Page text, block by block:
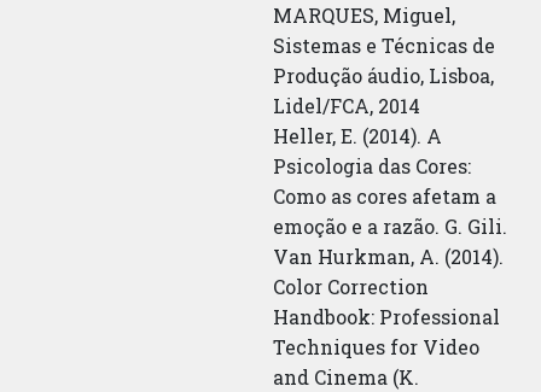
MARQUES, Miguel,
Sistemas e Técnicas de
Produção áudio, Lisboa,
Lidel/FCA, 2014
Heller, E. (2014). A
Psicologia das Cores:
Como as cores afetam a
emoção e a razão. G. Gili.
Van Hurkman, A. (2014).
Color Correction
Handbook: Professional
Techniques for Video
and Cinema (K.